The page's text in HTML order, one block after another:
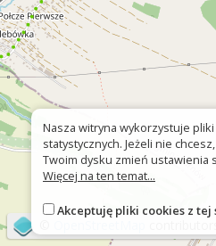
Nasza witryna wykorzystuje
statystycznych. Jeżeli nie
Twoim dysku zmień ustawienia
Więcej na ten temat...
Akceptuję pliki cookies z tej